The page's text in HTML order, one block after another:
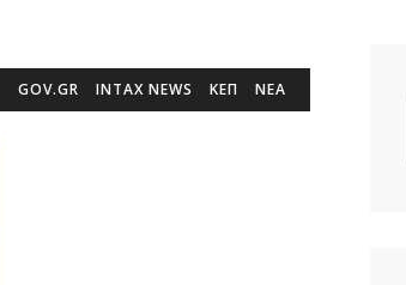
GOV.GR INTAX NEWS ΚΕΠ ΝΕΑ